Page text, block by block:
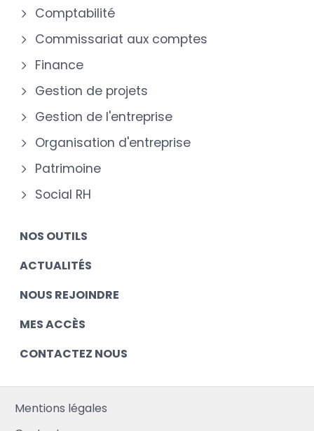
Comptabilité
Commissariat aux comptes
Finance
Gestion de projets
Gestion de l'entreprise
Organisation d'entreprise
Patrimoine
Social RH
NOS OUTILS
ACTUALITÉS
NOUS REJOINDRE
MES ACCÈS
CONTACTEZ NOUS
Mentions légales